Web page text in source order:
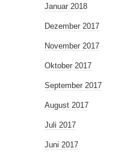
Januar 2018
Dezember 2017
November 2017
Oktober 2017
September 2017
August 2017
Juli 2017
Juni 2017